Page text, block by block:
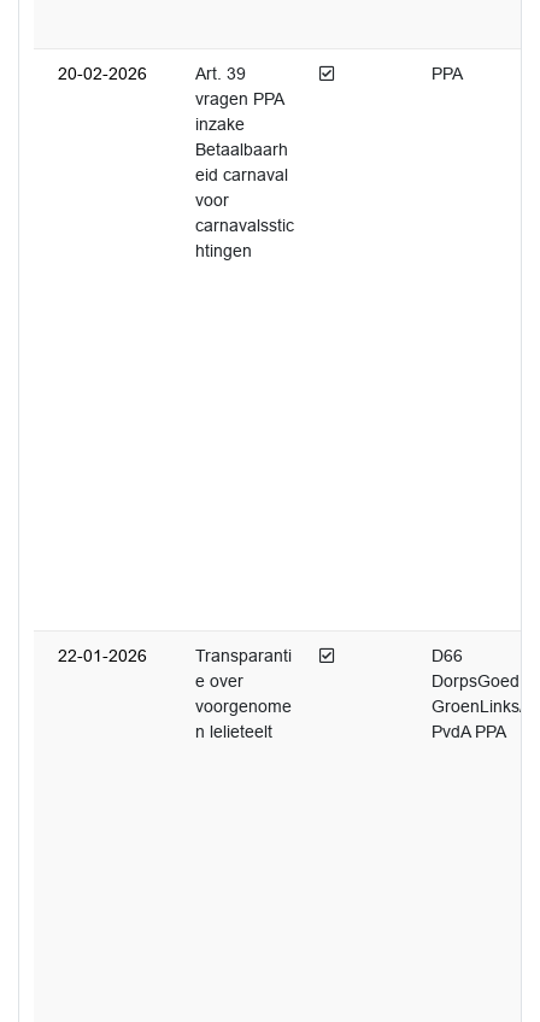
20-02-2026
Art. 39
vragen PPA
inzake
Betaalbaarh
eid carnaval
voor
carnavalsstic
htingen
Afgedaan PPA
22-01-2026
Transparanti
e over
voorgenome
n lelieteelt
Afgedaan
D66
DorpsGoed
GroenLinks/
PvdA PPA